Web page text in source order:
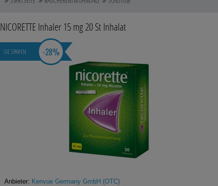
Blase, Niere & Urogenitaltrakt
Diabetes
Magen/Darm & Leber/Galle
Für Kinder
NICORETTE Inhaler 15 mg20 StInhalat
Anbieter: Kenvue Germany GmbH (OTC)
SIE SPAREN -28%